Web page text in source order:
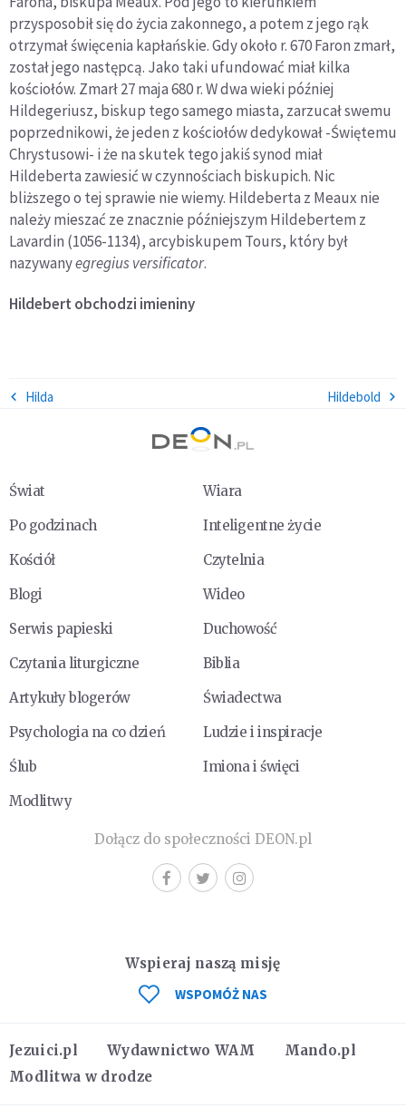
przysposobił się do życia zakonnego, a potem z jego rąk
otrzymał święcenia kapłańskie. Gdy około r. 670 Faron zmarł,
został jego następcą. Jako taki ufundować miał kilka
kościołów. Zmarł 27 maja 680 r. W dwa wieki później
Hildegeriusz, biskup tego samego miasta, zarzucał swemu
poprzednikowi, że jeden z kościołów dedykował -Świętemu
Chrystusowi- i że na skutek tego jakiś synod miał
Hildeberta zawiesić w czynnościach biskupich. Nic
bliższego o tej sprawie nie wiemy. Hildeberta z Meaux nie
należy mieszać ze znacznie późniejszym Hildebertem z
Lavardin (1056-1134), arcybiskupem Tours, który był
nazywanyegregius versificator.
Hildebert obchodzi imieniny
Hilda Hildebold
Świat
Wiara
Po godzinach
Inteligentne życie
Kościół
Czytelnia
Blogi
Wideo
Serwis papieski
Duchowość
Czytania liturgiczne
Biblia
Artykuły blogerów
Świadectwa
Psychologia na co dzień
Ludzie i inspiracje
Ślub
Imiona i święci
Modlitwy
Dołącz do społeczności DEON.pl
Jezuici.pl Wydawnictwo WAM
Mando.pl
Modlitwa w drodze
Wspieraj naszą misję
WSPOMÓŻ NAS